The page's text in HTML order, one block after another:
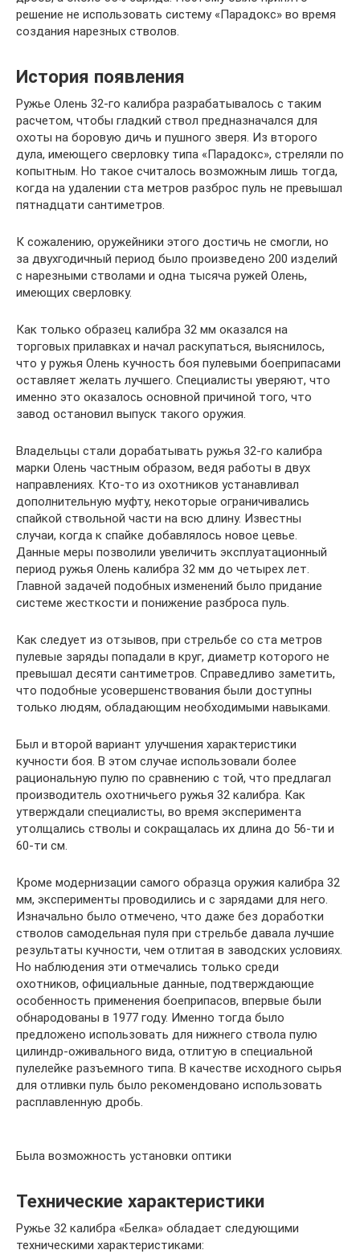
решение не использовать систему «Парадокс» во время
создания нарезных стволов.
История появления
Ружье Олень 32-го калибра разрабатывалось с таким
расчетом, чтобы гладкий ствол предназначался для
охоты на боровую дичь и пушного зверя. Из второго
дула, имеющего сверловку типа «Парадокс», стреляли по
копытным. Но такое считалось возможным лишь тогда,
когда на удалении ста метров разброс пуль не превышал
пятнадцати сантиметров.
К сожалению, оружейники этого достичь не смогли, но
за двухгодичный период было произведено 200 изделий
с нарезными стволами и одна тысяча ружей Олень,
имеющих сверловку.
Как только образец калибра 32 мм оказался на
торговых прилавках и начал раскупаться, выяснилось,
что у ружья Олень кучность боя пулевыми боеприпасами
оставляет желать лучшего. Специалисты уверяют, что
именно это оказалось основной причиной того, что
завод остановил выпуск такого оружия.
Владельцы стали дорабатывать ружья 32-го калибра
марки Олень частным образом, ведя работы в двух
направлениях. Кто-то из охотников устанавливал
дополнительную муфту, некоторые ограничивались
спайкой ствольной части на всю длину. Известны
случаи, когда к спайке добавлялось новое цевье.
Данные меры позволили увеличить эксплуатационный
период ружья Олень калибра 32 мм до четырех лет.
Главной задачей подобных изменений было придание
системе жесткости и понижение разброса пуль.
Как следует из отзывов, при стрельбе со ста метров
пулевые заряды попадали в круг, диаметр которого не
превышал десяти сантиметров. Справедливо заметить,
что подобные усовершенствования были доступны
только людям, обладающим необходимыми навыками.
Был и второй вариант улучшения характеристики
кучности боя. В этом случае использовали более
рациональную пулю по сравнению с той, что предлагал
производитель охотничьего ружья 32 калибра. Как
утверждали специалисты, во время эксперимента
утолщались стволы и сокращалась их длина до 56-ти и
60-ти см.
Кроме модернизации самого образца оружия калибра 32
мм, эксперименты проводились и с зарядами для него.
Изначально было отмечено, что даже без доработки
стволов самодельная пуля при стрельбе давала лучшие
результаты кучности, чем отлитая в заводских условиях.
Но наблюдения эти отмечались только среди
охотников, официальные данные, подтверждающие
особенность применения боеприпасов, впервые были
обнародованы в 1977 году. Именно тогда было
предложено использовать для нижнего ствола пулю
цилиндр-оживального вида, отлитую в специальной
пулелейке разъемного типа. В качестве исходного сырья
для отливки пуль было рекомендовано использовать
расплавленную дробь.
Была возможность установки оптики
Технические характеристики
Ружье 32 калибра «Белка» обладает следующими
техническими характеристиками: